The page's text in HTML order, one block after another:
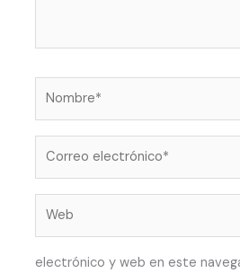
electrónico*
electrónico y web en este